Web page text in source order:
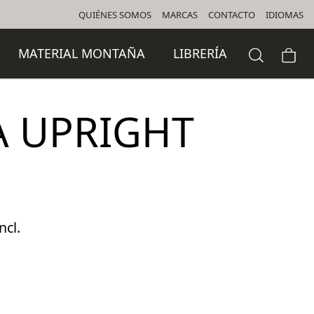
QUIÉNES SOMOS MARCAS CONTACTO IDIOMAS
MATERIAL MONTAÑA LIBRERÍA
UPRIGHT